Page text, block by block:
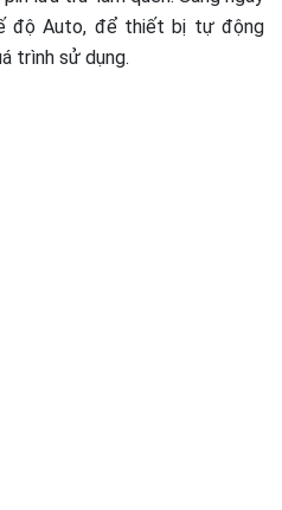
độ Auto, để thiết bị tự động
trình sử dụng.